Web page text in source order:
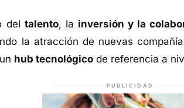
del talento, la inversión y la
la atracción de nuevas
hub tecnológico de referencia a
PUBLICIDAD